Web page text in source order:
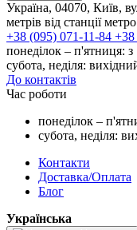
Україна, 04070, Київ,
метрів від станції
+38 (095) 071-11-84 +38
понеділок – п'ятниця:
субота, неділя:
До контактів
Час роботи
понеділок –
субота, неділя:
Контакти
Доставка/Оплата
Блог
Українська